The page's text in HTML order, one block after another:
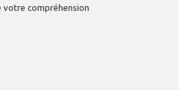
votre compréhension